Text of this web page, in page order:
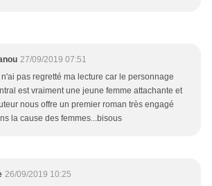
27/09/2019 07:51
n'ai pas regretté ma lecture car le personnage
est vraiment une jeune femme attachante et
nous offre un premier roman très engagé
la cause des femmes...bisous
26/09/2019 10:25